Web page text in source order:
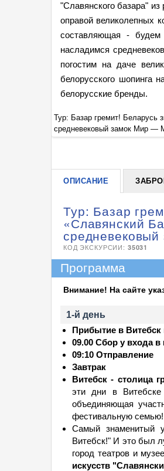
"Славянского базара"
оправой великолепных
составляющая - будем
насладимся
погостим на даче
белорусского шопинга
белорусские бренды.
Тур: Базар гремит! Беларусь
средневековый замок Мир —
ОПИСАНИЕ
Тур: Базар
«Славянский
КОД ЭКСКУРСИИ: 35031
Программа
Внимание! На сайте
1-й день
Прибытие в
09.00 Сбор у входа
09:10 Отправление
Завтрак
Витебск - столица
эти дни в Витебске
объединяющая
фестивальную семью!
Самый знаменитый
Витебск!" И это был
город театров и
искусств